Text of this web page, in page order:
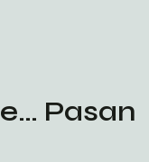
Pasan